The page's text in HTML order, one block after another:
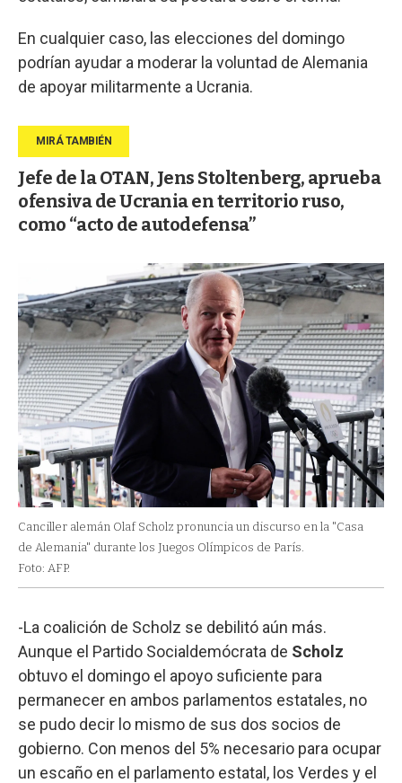
En cualquier caso, las elecciones del domingo
podrían ayudar a moderar la voluntad de Alemania
de apoyar militarmente a Ucrania.
Jefe de la OTAN, Jens Stoltenberg, aprueba
ofensiva de Ucrania en territorio ruso,
como “acto de autodefensa”
Canciller alemán Olaf Scholz pronuncia un discurso en la "Casa
de Alemania" durante los Juegos Olímpicos de París.
Foto: AFP.
-La coalición de Scholz se debilitó aún más.
Aunque el Partido Socialdemócrata de Scholz
obtuvo el domingo el apoyo suficiente para
permanecer en ambos parlamentos estatales, no
se pudo decir lo mismo de sus dos socios de
gobierno. Con menos del 5% necesario para ocupar
un escaño en el parlamento estatal, los Verdes y el